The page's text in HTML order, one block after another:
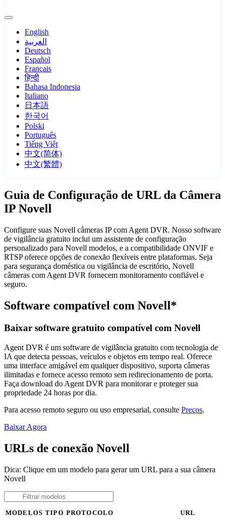
English
العربية
Deutsch
Español
Français
हिन्दी
Bahasa Indonesia
Italiano
日本語
한국어
Polski
Português
Tiếng Việt
中文(简体)
中文(繁體)
Guia de Configuração de URL da Câmera
IP Novell
Configure suas Novell câmeras IP com Agent DVR. Nosso software
de vigilância gratuito inclui um assistente de configuração
personalizado para Novell modelos, e a compatibilidade ONVIF e
RTSP oferece opções de conexão flexíveis entre plataformas. Seja
para segurança doméstica ou vigilância de escritório, Novell
câmeras com Agent DVR fornecem monitoramento confiável e
seguro.
Software compatível com Novell*
Baixar software gratuito compatível com Novell
Agent DVR é um software de vigilância gratuito com tecnologia de
IA que detecta pessoas, veículos e objetos em tempo real. Oferece
uma interface amigável em qualquer dispositivo, suporta câmeras
ilimitadas e fornece acesso remoto sem redirecionamento de porta.
Faça download do Agent DVR para monitorar e proteger sua
propriedade 24 horas por dia.
Para acesso remoto seguro ou uso empresarial, consulte Preços.
Baixar Agora
URLs de conexão Novell
Dica: Clique em um modelo para gerar um URL para a sua câmera
Novell
MODELOS TIPO PROTOCOLO URL